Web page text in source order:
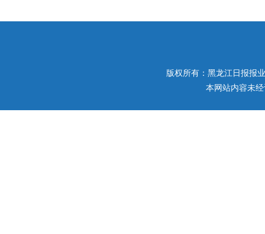
版权所有：黑龙江日报报
本网站内容未